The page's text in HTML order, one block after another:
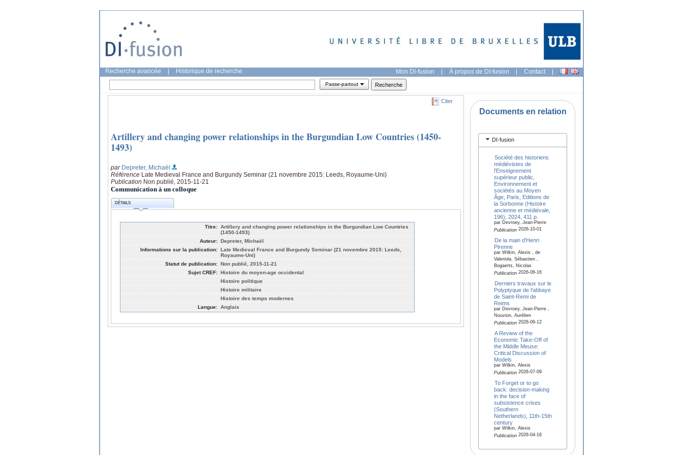
Recherche avancée Historique de recherche Mon DI-fusion | À propos de DI-fusion | Contact |
Passe-partout
Citer
Artillery and changing power relationships in the Burgundian Low Countries (1450-
1493)
par Depreter, Michaël
Référence Late Medieval France and Burgundy Seminar (21 novembre 2015: Leeds, Royaume-Uni)
Publication Non publié, 2015-11-21
Communication à un colloque
DÉTAILS
Titre: Artillery and changing power relationships in the Burgundian Low Countries
(1450-1493)
Auteur: Depreter, Michaël
Informations sur la publication: Late Medieval France and Burgundy Seminar (21 novembre 2015: Leeds,
Royaume-Uni)
Statut de publication: Non publié, 2015-11-21
Sujet CREF: Histoire du moyen-age occidental
Histoire politique
Histoire militaire
Histoire des temps modernes
Langue: Anglais
Documents en relation
DI-fusion
Société des historiens
médiévistes de
l'Enseignement
supérieur public,
Environnement et
sociétés au Moyen
Âge, Paris, Editions de
la Sorbonne (Histoire
ancienne et médiévale,
196), 2024, 411 p.
par Devroey, Jean-Pierre
Publication2026-10-01
De la main d’Henri
Pirenne
par Wilkin, Alexis , de
Valeriola, Sébastien ,
Bogaerts, Nicolas
Publication2026-06-16
Derniers travaux sur le
Polyptyque de l'abbaye
de Saint-Remi de
Reims
par Devroey, Jean-Pierre ,
Nouvion, Aurélien
Publication2026-06-12
A Review of the
Economic Take-Off of
the Middle Meuse:
Critical Discussion of
Models
par Wilkin, Alexis
Publication2026-07-09
To Forget or to go
back: decision-making
in the face of
subsistence crises
(Southern
Netherlands), 11th-15th
century
par Wilkin, Alexis
Publication2026-04-16